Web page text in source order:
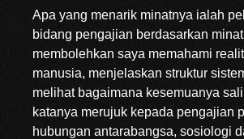
Apa yang menarik minatnya ialah
bidang pengajian berdasarkan
membolehkan saya memahami
manusia, menjelaskan struktur
melihat bagaimana kesemuanya
katanya merujuk kepada pengajian
hubungan antarabangsa, sosiologi